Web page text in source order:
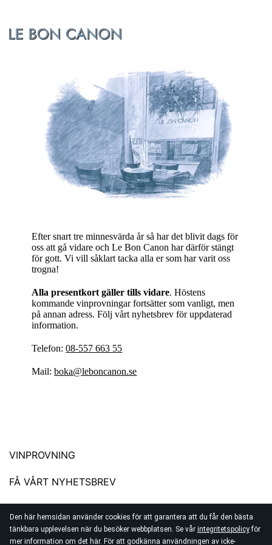
Den här hemsidan använder cookies för att garantera att du får den bästa
tänkbara upplevelsen när du besöker webbplatsen. Se vår integritetspolicyför
mer information om det här. För att godkänna användningen av icke-
Efter snart tre minnesvärda år så har det blivit dags för
oss att gå vidare och Le Bon Canon har därför stängt
för gott. Vi vill såklart tacka alla er som har varit oss
trogna!
Alla presentkort gäller tills vidare. Höstens
kommande vinprovningar fortsätter som vanligt, men
på annan adress. Följ vårt nyhetsbrev för uppdaterad
information.
Telefon:08-557 663 55
Mail:boka@leboncanon.se
08-557 663 55
boka@leboncanon.se
VINPROVNING
FÅ VÅRT NYHETSBREV